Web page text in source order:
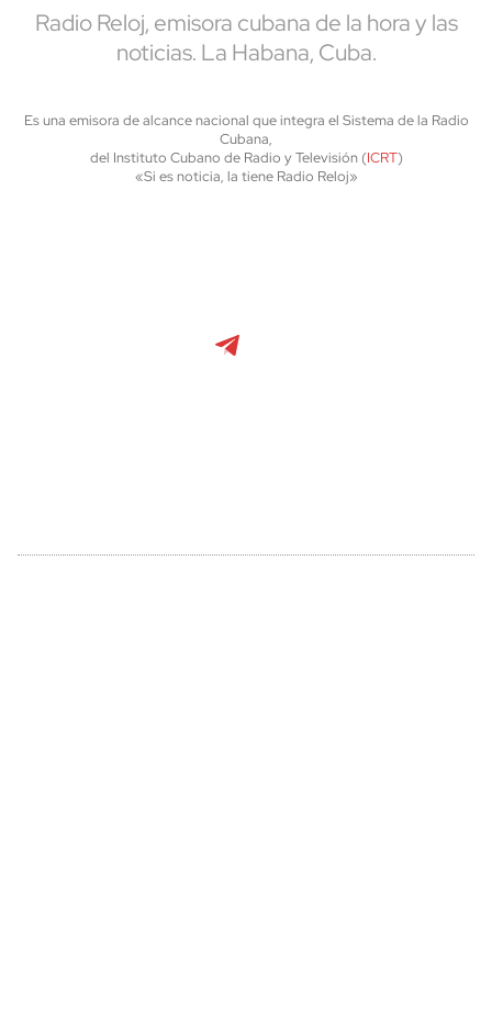
Radio Reloj, emisora cubana de la hora y las
noticias. La Habana, Cuba.
Es una emisora de alcance nacional que integra el Sistema de la Radio
Cubana,
del Instituto Cubano de Radio y Televisión (ICRT)
«Si es noticia, la tiene Radio Reloj»